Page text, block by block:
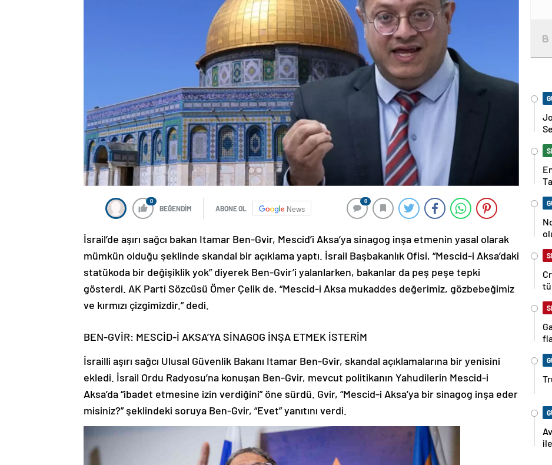
0
BEĞENDİM ABONE OL News
0
İsrail’de aşırı sağcı bakan Itamar Ben-Gvir, Mescid’i Aksa’ya sinagog inşa etmenin yasal olarak
mümkün olduğu şeklinde skandal bir açıklama yaptı. İsrail Başbakanlık Ofisi, “Mescid-i Aksa’daki
statükoda bir değişiklik yok” diyerek Ben-Gvir’i yalanlarken, bakanlar da peş peşe tepki
gösterdi. AK Parti Sözcüsü Ömer Çelik de, “Mescid-i Aksa mukaddes değerimiz, gözbebeğimiz
ve kırmızı çizgimizdir.” dedi.
BEN-GVİR: MESCİD-İ AKSA’YA SİNAGOG İNŞA ETMEK İSTERİM
İsrailli aşırı sağcı Ulusal Güvenlik Bakanı Itamar Ben-Gvir, skandal açıklamalarına bir yenisini
ekledi. İsrail Ordu Radyosu’na konuşan Ben-Gvir, mevcut politikanın Yahudilerin Mescid-i
Aksa’da “ibadet etmesine izin verdiğini” öne sürdü. Gvir, “Mescid-i Aksa’ya bir sinagog inşa eder
misiniz?” şeklindeki soruya Ben-Gvir, “Evet” yanıtını verdi.